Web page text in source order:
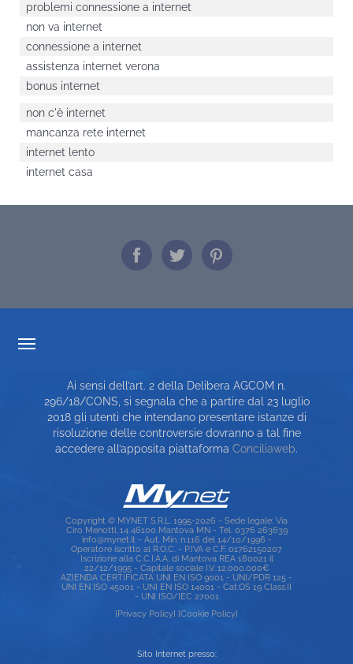
problemi connessione a internet
non va internet
connessione a internet
assistenza internet verona
bonus internet
non c'è internet
mancanza rete internet
internet lento
internet casa
CARTA DEI SERVIZI
TOP RICERCHE
SITE MAP
Ai sensi dell’art. 2 della Delibera AGCOM n.
296/18/CONS, si segnala che a partire dal 23 luglio
2018 gli utenti che intendano presentare istanze di
risoluzione delle controversie dovranno a tal fine
accedere all’apposita piattaforma Conciliaweb.
Copyright © MYNET S.R.L. 1995-2026 - Sede legale: Via
Ciro Menotti, 14 46100 Mantova MN - Tel. 0376 263639
info@mynet.it - Aut. Min. n.116 del 14/10/1996 -
Operatore iscritto al R.O.C. - P.IVA e C.F. 01762150207
Iscrizione alla C.C.I.A.A. di Mantova REA 180021 il
22/12/1995 - Capitale sociale I.V. 12.000.000€
AZIENDA CERTIFICATA UNI EN ISO 9001 - UNI/PDR 125 -
UNI EN ISO 45001 - UNI EN ISO 14001 - Cat.OS 19 Class.II
- UNI ISO/IEC 27001
[Privacy Policy] [Cookie Policy]
Sito Internet presso: